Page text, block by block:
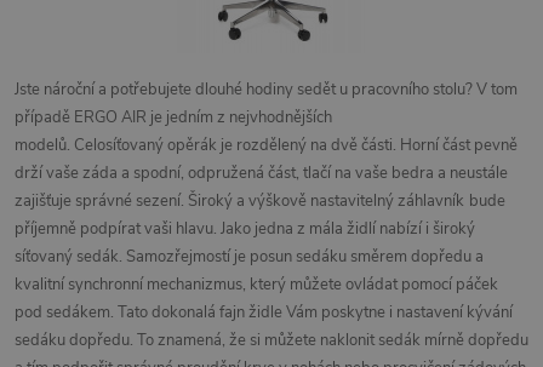
Jste nároční a potřebujete dlouhé hodiny sedět u pracovního stolu? V tom
případě ERGO AIR je jedním z nejvhodnějších
modelů. Celosíťovaný opěrák je rozdělený na dvě části. Horní část pevně
drží vaše záda a spodní, odpružená část, tlačí na vaše bedra a neustále
zajišťuje správné sezení. Široký a výškově nastavitelný záhlavník bude
příjemně podpírat vaši hlavu. Jako jedna z mála židlí nabízí i široký
síťovaný sedák. Samozřejmostí je posun sedáku směrem dopředu a
kvalitnísynchronní mechanizmus, který můžete ovládat pomocí páček
pod sedákem. Tato dokonalá fajn židle Vám poskytne i nastavení kývání
sedáku dopředu. To znamená, že si můžete naklonit sedák mírně dopředu